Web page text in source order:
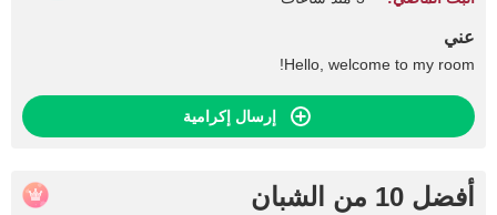
عني
Hello, welcome to my room!
إرسال إكرامية
أفضل 10 من الشبان